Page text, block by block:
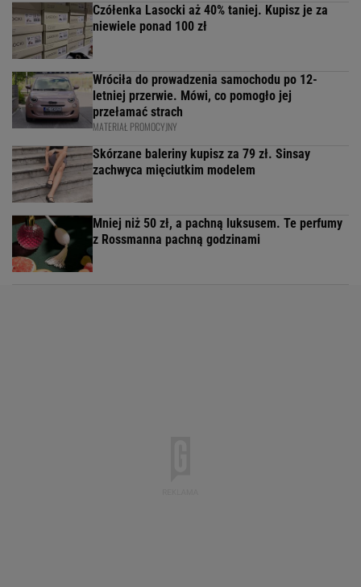
Czółenka Lasocki aż 40% taniej. Kupisz je za
niewiele ponad 100 zł
Wróciła do prowadzenia samochodu po 12-
letniej przerwie. Mówi, co pomogło jej
przełamać strach
MATERIAŁ PROMOCYJNY
Skórzane baleriny kupisz za 79 zł. Sinsay
zachwyca mięciutkim modelem
Mniej niż 50 zł, a pachną luksusem. Te perfumy
z Rossmanna pachną godzinami